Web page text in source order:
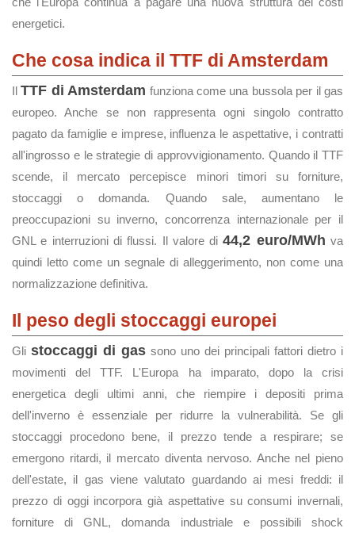
energetici.
Che cosa indica il TTF di Amsterdam
IlTTF di Amsterdam funziona come una bussola per il gas
europeo. Anche se non rappresenta ogni singolo contratto
pagato da famiglie e imprese, influenza le aspettative, i contratti
all'ingrosso e le strategie di approvvigionamento. Quando il TTF
scende, il mercato percepisce minori timori su forniture,
stoccaggi o domanda. Quando sale, aumentano le
preoccupazioni su inverno, concorrenza internazionale per il
GNL e interruzioni di flussi. Il valore di44,2 euro/MWh va
quindi letto come un segnale di alleggerimento, non come una
normalizzazione definitiva.
Il peso degli stoccaggi europei
Gli stoccaggi di gas sono uno dei principali fattori dietro i
movimenti del TTF. L'Europa ha imparato, dopo la crisi
energetica degli ultimi anni, che riempire i depositi prima
dell'inverno è essenziale per ridurre la vulnerabilità. Se gli
stoccaggi procedono bene, il prezzo tende a respirare; se
emergono ritardi, il mercato diventa nervoso. Anche nel pieno
dell'estate, il gas viene valutato guardando ai mesi freddi: il
prezzo di oggi incorpora già aspettative su consumi invernali,
forniture di GNL, domanda industriale e possibili shock